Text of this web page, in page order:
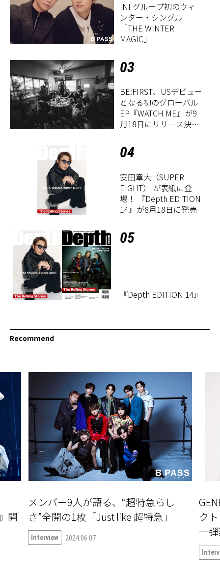
INI グループ初のウィ
ンター・シングル
「THE WINTER
MAGIC」
03
BE:FIRST、USデビュー
となる初のグローバル
EP『WATCH ME』が9
月18日にリリース決
04
安田章大（SUPER
EIGHT） が表紙に登
場！ 『Depth EDITION
14』が8月18日に発売
05
『Depth EDITION 14』
Recommend
開
メンバー9人が語る、“超特急らし
さ”全開の1枚「Just like 超特急」
Interview 2024.06.07
ク
一
語る